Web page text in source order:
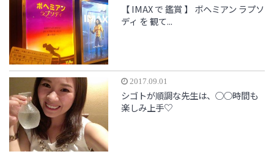
【 IMAX で 鑑賞 】 ボヘミアン ラプソ
ディ を 観て...
2017.09.01
シゴトが順調な先生は、○○時間も
楽しみ上手♡